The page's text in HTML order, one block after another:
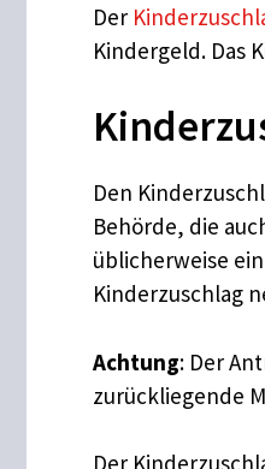
Der
Kindergeld. Das
Den
Behörde, die
üblicherweise
Kinderzuschlag
Achtung: Der
zurückliegende